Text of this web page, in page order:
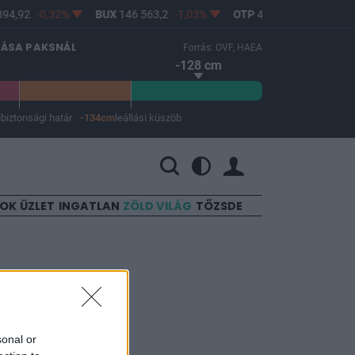
or
-0,32% BUX146 563,2 -1,03% OTP45 900
PAKSNÁL Forrás: OVF, HAEA
-128 cm
biztonsági határ -134cm leállási küszöb
ÜZLET INGATLAN ZÖLD VILÁG TŐZSDE